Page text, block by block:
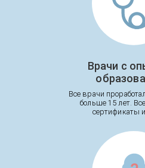
Врачи с
Все врачи
больше 15 лет.
сертификаты